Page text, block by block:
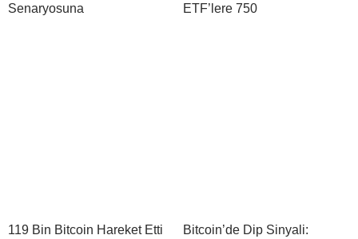
Senaryosuna
ETF’lere 750
119 Bin Bitcoin Hareket Etti
Bitcoin’de Dip Sinyali: